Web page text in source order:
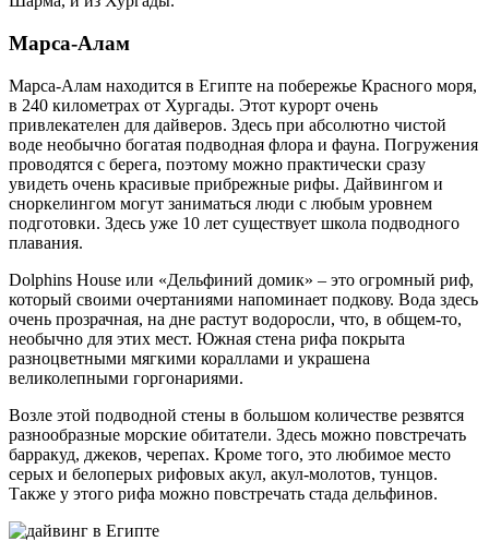
Марса-Алам
Марса-Алам находится в Египте на побережье Красного моря,
в 240 километрах от Хургады. Этот курорт очень
привлекателен для дайверов. Здесь при абсолютно чистой
воде необычно богатая подводная флора и фауна. Погружения
проводятся с берега, поэтому можно практически сразу
увидеть очень красивые прибрежные рифы. Дайвингом и
сноркелингом могут заниматься люди с любым уровнем
подготовки. Здесь уже 10 лет существует школа подводного
плавания.
Dolphins House или «Дельфиний домик» – это огромный риф,
который своими очертаниями напоминает подкову. Вода здесь
очень прозрачная, на дне растут водоросли, что, в общем-то,
необычно для этих мест. Южная стена рифа покрыта
разноцветными мягкими кораллами и украшена
великолепными горгонариями.
Возле этой подводной стены в большом количестве резвятся
разнообразные морские обитатели. Здесь можно повстречать
барракуд, джеков, черепах. Кроме того, это любимое место
серых и белоперых рифовых акул, акул-молотов, тунцов.
Также у этого рифа можно повстречать стада дельфинов.